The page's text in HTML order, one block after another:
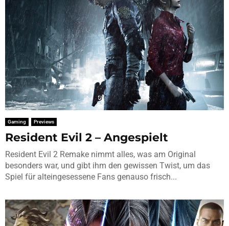
Gaming Previews
Resident Evil 2 – Angespielt
Resident Evil 2 Remake nimmt alles, was am Original
besonders war, und gibt ihm den gewissen Twist, um das
Spiel für alteingesessene Fans genauso frisch...